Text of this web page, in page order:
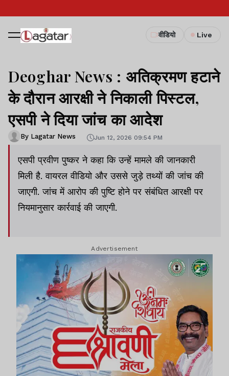
वीडियो Live
Deoghar News : अतिक्रमण हटाने
के दौरान आरक्षी ने निकाली पिस्टल,
एसपी ने दिया जांच का आदेश
By Lagatar News Jun 12, 2026 09:54 PM
एसपी प्रवीण पुष्कर ने कहा कि उन्हें मामले की जानकारी
मिली है. वायरल वीडियो और उससे जुड़े तथ्यों की जांच की
जाएगी. जांच में आरोप की पुष्टि होने पर संबंधित आरक्षी पर
नियमानुसार कार्रवाई की जाएगी.
Advertisement